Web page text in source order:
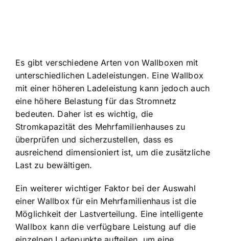
Es gibt verschiedene Arten von Wallboxen mit
unterschiedlichen Ladeleistungen. Eine Wallbox
mit einer höheren Ladeleistung kann jedoch auch
eine höhere Belastung für das Stromnetz
bedeuten. Daher ist es wichtig, die
Stromkapazität des Mehrfamilienhauses zu
überprüfen und sicherzustellen, dass es
ausreichend dimensioniert ist, um die zusätzliche
Last zu bewältigen.
Ein weiterer wichtiger Faktor bei der Auswahl
einer Wallbox für ein Mehrfamilienhaus ist die
Möglichkeit der Lastverteilung. Eine intelligente
Wallbox kann die verfügbare Leistung auf die